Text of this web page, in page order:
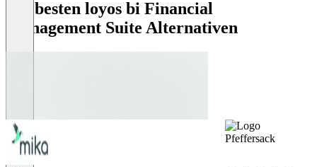
Die besten loyos bi Financial
Management Suite Alternativen
Pfeffersack